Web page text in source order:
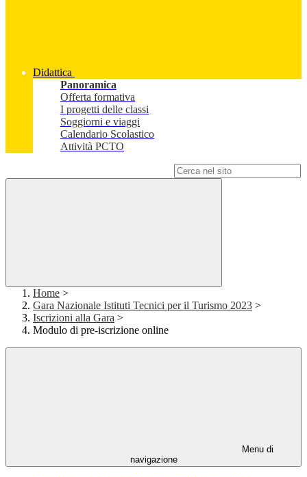
Didattica
Panoramica
Offerta formativa
I progetti delle classi
Soggiorni e viaggi
Calendario Scolastico
Attività PCTO
Home >
Gara Nazionale Istituti Tecnici per il Turismo 2023 >
Iscrizioni alla Gara >
Modulo di pre-iscrizione online
Menu di
navigazione